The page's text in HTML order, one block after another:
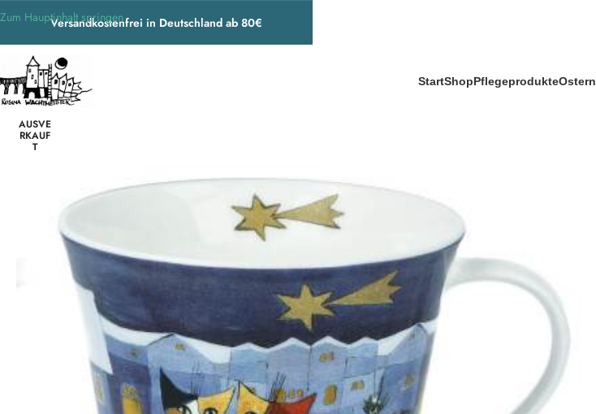
Versandkostenfrei in Deutschland ab 80€
Zum Hauptinhalt springen
StartShopPflegeprodukteOstern
/ Wohnen & Accessoires
AUSVE
RKAUF
T